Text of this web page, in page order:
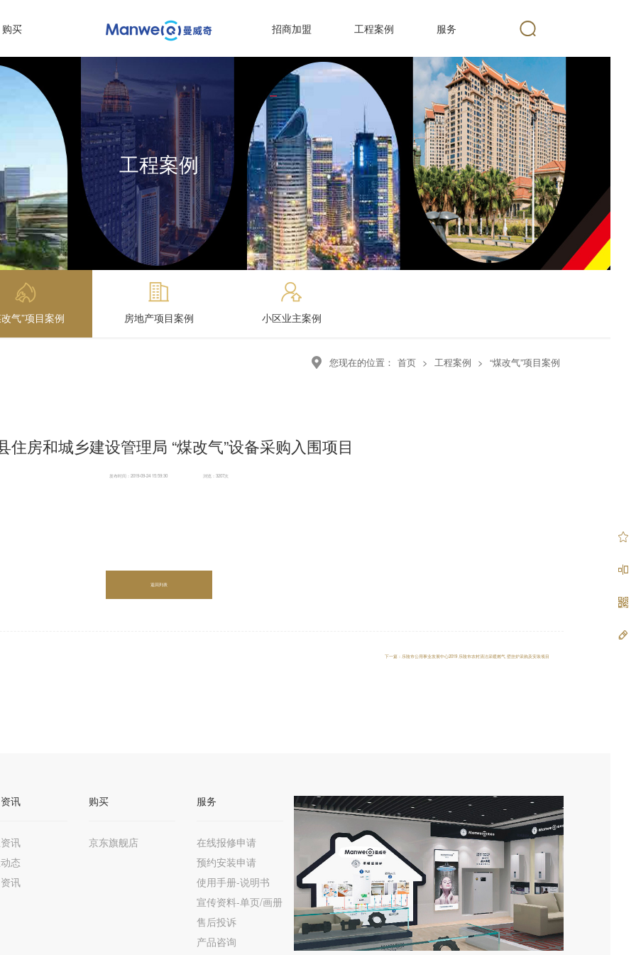
购买 招商加盟 工程案例 服务
工程案例
改气”项目案例 房地产项目案例 小区业主案例
您现在的位置： 首页 > 工程案例 > “煤改气”项目案例
住房和城乡建设管理局 “煤改气”设备采购入围项目
发布时间：2019-09-24 15:59:30 浏览：3207次
返回列表
下一篇：乐陵市公用事业发展中心2019 乐陵市农村清洁采暖燃气 壁挂炉采购及安装项目
讯
讯
态
讯
购买
京东旗舰店
服务
在线报修申请
预约安装申请
使用手册-说明书
宣传资料-单页/画册
售后投诉
产品咨询